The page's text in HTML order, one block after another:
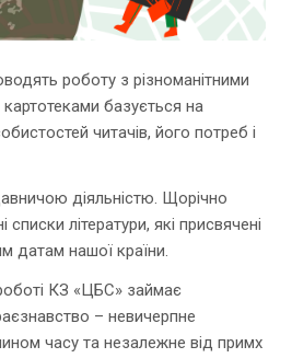
роботу з різноманітними
базується на
читачів, його потреб і
діяльністю. Щорічно
списки літератури, які присвячені
датам нашої країни.
КЗ «ЦБС» займає
– невичерпне
часу та незалежне від примх